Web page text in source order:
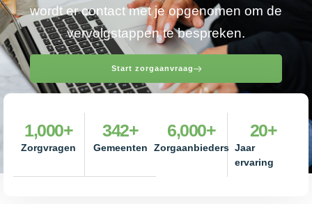
wordt er contact met je opgenomen om de
vervolgstappen te bespreken.
Start zorgaanvraag
Zorgvragen
1,000+
Gemeenten
342+
Zorgaanbieders
6,000+
Jaar
ervaring
20+